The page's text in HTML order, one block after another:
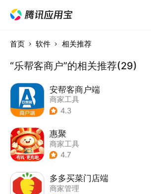
首页 软件 相关推荐
“乐帮客商户”的相关推荐(29)
安帮客商户端
商家工具
4.3
惠聚
商家工具
4.7
多多买菜门店端
商家管理